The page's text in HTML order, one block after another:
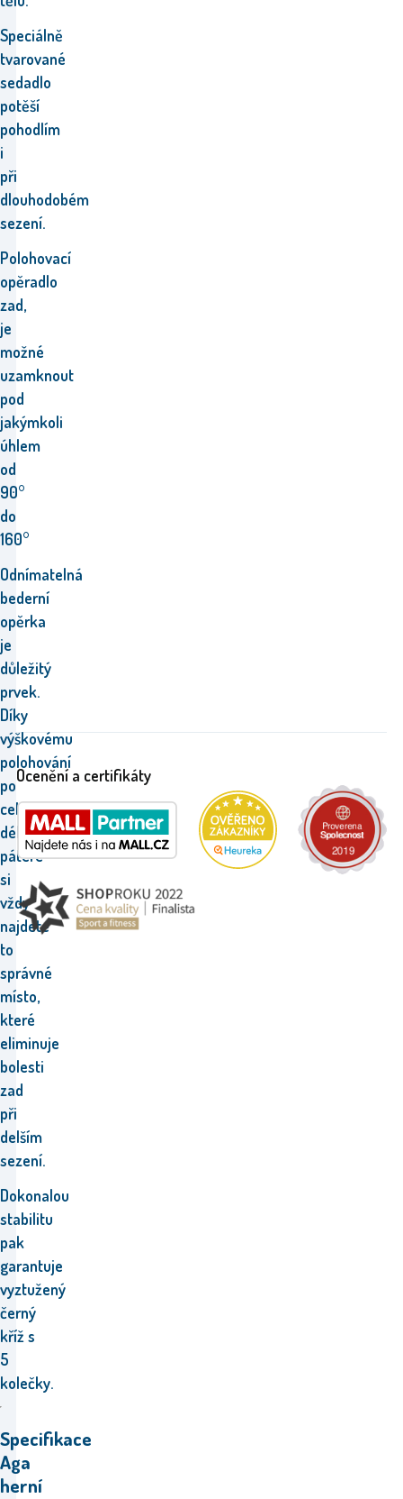
Speciálně
tvarované
sedadlo
potěší
pohodlím
i
při
dlouhodobém
sezení.
Polohovací
opěradlo
zad,
je
možné
uzamknout
pod
jakýmkoli
úhlem
od
90°
do
160°
Odnímatelná
bederní
opěrka
je
důležitý
prvek.
Díky
výškovému
polohování
po
celé
délce
páteře
si
vždy
najdete
to
správné
místo,
které
eliminuje
bolesti
zad
při
delším
sezení.
Dokonalou
stabilitu
pak
garantuje
vyztužený
černý
kříž s
5
kolečky.
Specifikace
Aga
herní
Ocenění a certifikáty